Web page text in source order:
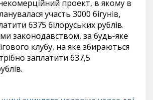
проект, в якому в
участь 3000 бігунів,
6375 білоруських рублів.
законодавством, за будь-яке
клубу, на яке збираються
заплатити 637,5